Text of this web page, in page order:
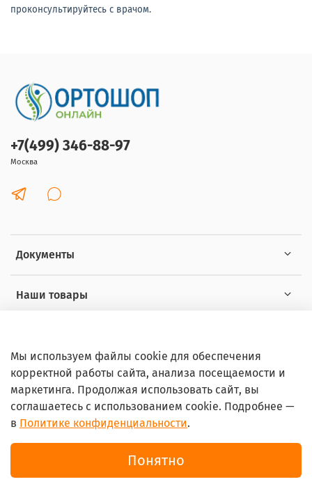
проконсультируйтесь с врачом.
Документы
Наши товары
+7(499) 346-88-97
Москва
© 2026 Любое использование контента без письменного
разрешения запрещено
Мы используем файлы cookie для обеспечения
корректной работы сайта, анализа посещаемости и
маркетинга. Продолжая использовать сайт, вы
соглашаетесь с использованием cookie. Подробнее —
в Политике конфиденциальности.
Понятно